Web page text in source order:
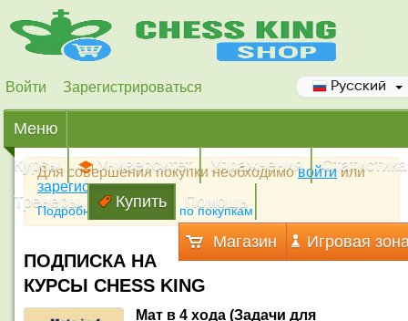
Войти Зарегистрироваться Русский
Меню
Курсы
Университет Упражнения
Статистика
Тренеры
Купить Помощь
Магазин Игровая
Для совершения покупки необходимовойтиили
зарегистрироваться
Подробная инструкция по покупкам
ПОДПИСКА НА
КУРСЫ CHESS KING
Мат в 4 хода (Задачи для